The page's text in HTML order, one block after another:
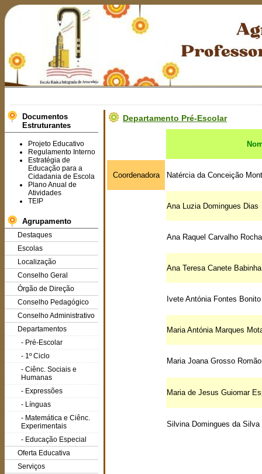
Documentos
Estruturantes
Projeto Educativo
Regulamento Interno
Estratégia de
Educação para a
Cidadania de Escola
Plano Anual de
Atividades
TEIP
Agrupamento
Destaques
Escolas
Localização
Conselho Geral
Órgão de Direção
Conselho Pedagógico
Conselho Administrativo
Departamentos
- Pré-Escolar
- 1º Ciclo
- Ciênc. Sociais e
Humanas
- Expressões
- Línguas
- Matemática e Ciênc.
Experimentais
- Educação Especial
Oferta Educativa
Serviços
Departamento Pré-Escolar
Coordenadora Natércia da Conceição
Ana Luzia Domingues Dias
Ana Raquel Carvalho Rocha
Ana Teresa Canete Babinha
Ivete Antónia Fontes
Maria Antónia Marques
Maria Joana Grosso
Maria de Jesus Guiomar
Silvina Domingues da Silva